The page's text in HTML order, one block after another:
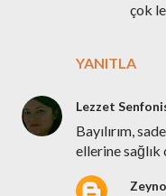
YANITLA
çok
Lezzet
Bayılırım,
ellerine sağlık